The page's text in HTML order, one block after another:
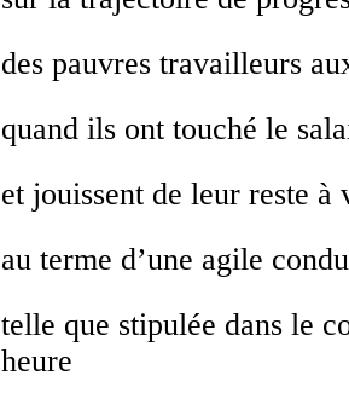
des pauvres travailleurs
quand ils ont touché le
et jouissent de leur reste à
au terme d’une agile
telle que stipulée dans le
heure